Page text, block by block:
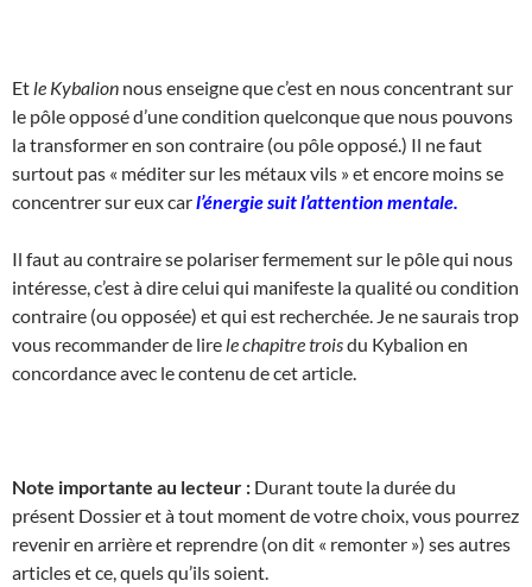
Et le Kybalion nous enseigne que c’est en nous concentrant sur
le pôle opposé d’une condition quelconque que nous pouvons
la transformer en son contraire (ou pôle opposé.) Il ne faut
surtout pas « méditer sur les métaux vils » et encore moins se
concentrer sur eux carl’énergie suit l’attention mentale.
Il faut au contraire se polariser fermement sur le pôle qui nous
intéresse, c’est à dire celui qui manifeste la qualité ou condition
contraire (ou opposée) et qui est recherchée. Je ne saurais trop
vous recommander de lire le chapitre troisdu Kybalion en
concordance avec le contenu de cet article.
Note importante au lecteur : Durant toute la durée du
présent Dossier et à tout moment de votre choix, vous pourrez
revenir en arrière et reprendre (on dit « remonter ») ses autres
articles et ce, quels qu’ils soient.